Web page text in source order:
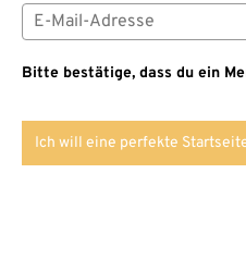
Bitte bestätige, dass du ein
Ich will eine perfekte